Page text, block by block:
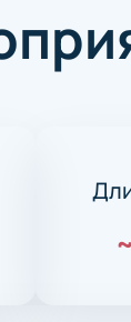
~